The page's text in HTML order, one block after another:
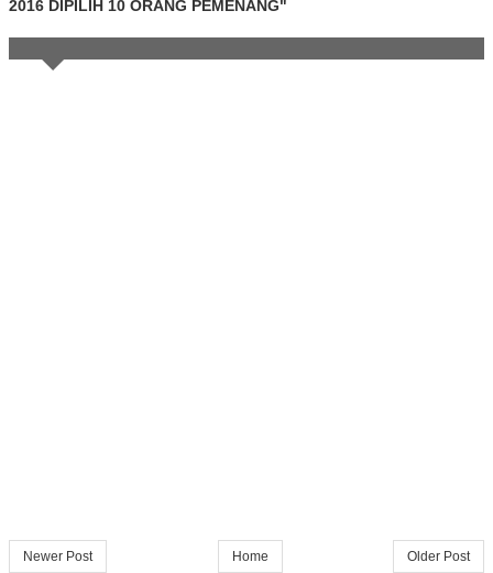
2016 DIPILIH 10 ORANG PEMENANG"
Newer Post Older Post
Home